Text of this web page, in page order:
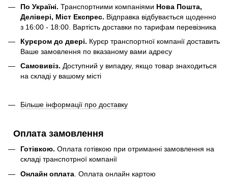
По Україні. Транспортними компаніями Нова Пошта,
Делівері, Міст Експрес. Відправка відбувається щоденно
з 16:00 - 18:00. Вартість доставки по тарифам перевізника
Курєром до двері. Курєр транспортної компанії доставить
Ваше замовлення по вказаному вами адресу
Самовивіз. Доступний у випадку, якщо товар знаходиться
на складі у вашому місті
Більше інформації про доставку
Оплата замовлення
Готівкою. Оплата готівкою при отриманні замовлення на
складі транспотрної компанії
Онлайн оплата . Оплата онлайн картою